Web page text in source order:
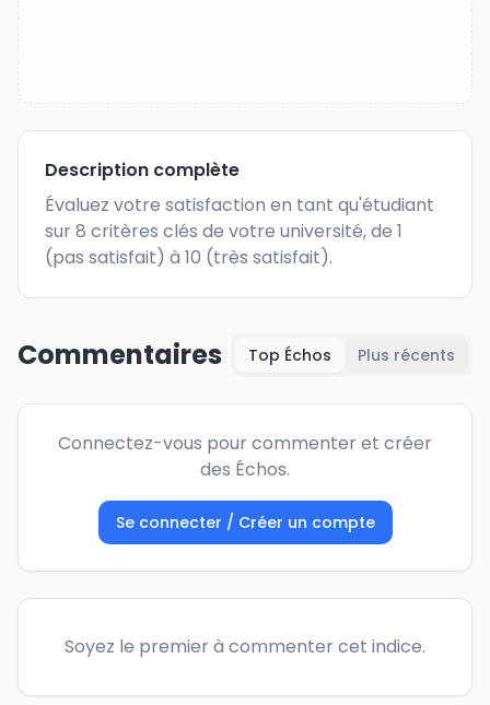
Description complète
Évaluez votre satisfaction en tant qu'étudiant
sur 8 critères clés de votre université, de 1
(pas satisfait) à 10 (très satisfait).
Commentaires Top Échos Plus récents
Connectez-vous pour commenter et créer
des Échos.
Se connecter / Créer un compte
Soyez le premier à commenter cet indice.